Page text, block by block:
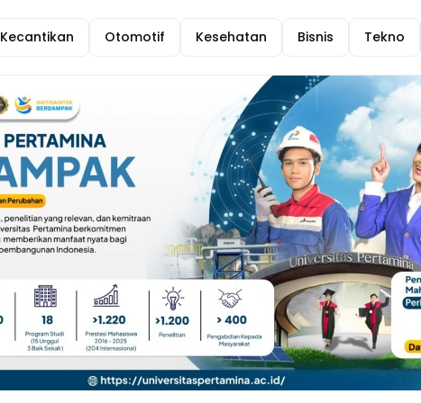
Kecantikan Otomotif Kesehatan Bisnis Tekno